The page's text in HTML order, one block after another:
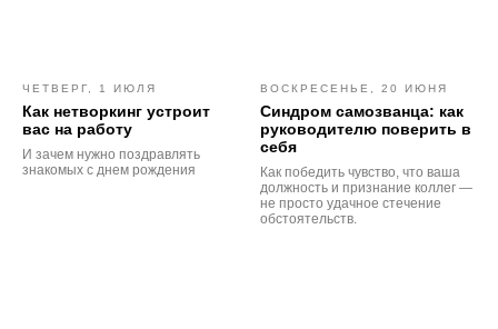
ЧЕТВЕРГ, 1 ИЮЛЯ
Как нетворкинг устроит
вас на работу
И зачем нужно поздравлять
знакомых с днем рождения
ВОСКРЕСЕНЬЕ, 20 ИЮНЯ
Синдром самозванца: как
руководителю поверить в
себя
Как победить чувство, что ваша
должность и признание коллег —
не просто удачное стечение
обстоятельств.
Подписаться